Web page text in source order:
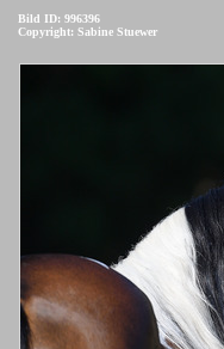
Bild ID: 996396
Copyright: Sabine Stuewer